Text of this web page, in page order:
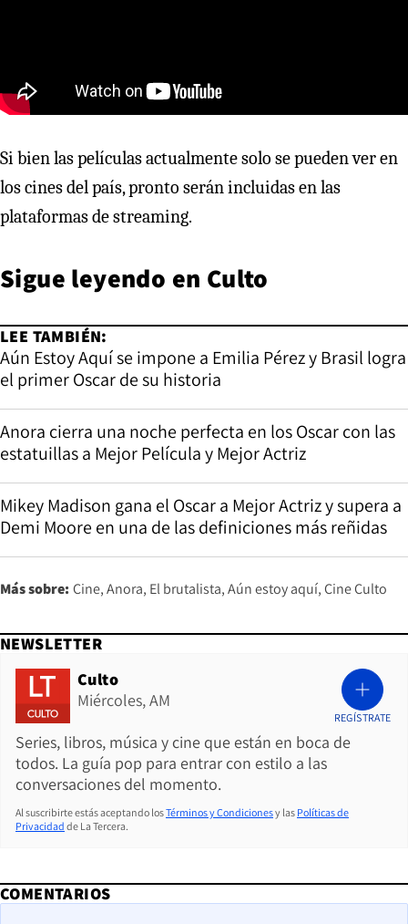
Si bien las películas actualmente solo se pueden ver en
los cines del país, pronto serán incluidas en las
plataformas de streaming.
Sigue leyendo en Culto
LEE TAMBIÉN:
Aún Estoy Aquí se impone a Emilia Pérez y Brasil logra
el primer Oscar de su historia
Anora cierra una noche perfecta en los Oscar con las
estatuillas a Mejor Película y Mejor Actriz
Mikey Madison gana el Oscar a Mejor Actriz y supera a
Demi Moore en una de las definiciones más reñidas
Más sobre: Cine Anora El brutalista Aún estoy aquí Cine Culto
NEWSLETTER
Culto
Miércoles, AM
Series, libros, música y cine que están en boca de
todos. La guía pop para entrar con estilo a las
conversaciones del momento.
REGÍSTRATE
Al suscribirte estás aceptando losTérminos y Condicionesy las Políticas de
Privacidad de La Tercera.
COMENTARIOS